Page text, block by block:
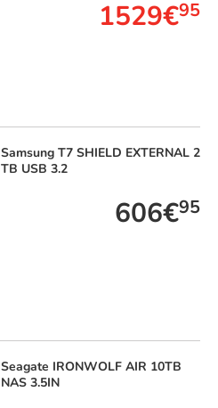
1529€95
Samsung T7 SHIELD EXTERNAL 2
TB USB 3.2
606€95
Seagate IRONWOLF AIR 10TB
NAS 3.5IN